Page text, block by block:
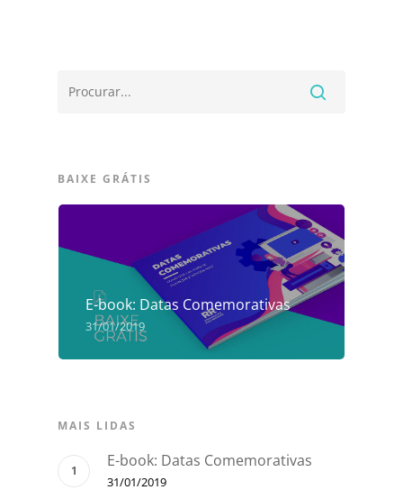
BAIXE GRÁTIS
E-book: Datas Comemorativas
31/01/2019
MAIS LIDAS
E-book: Datas Comemorativas
31/01/2019